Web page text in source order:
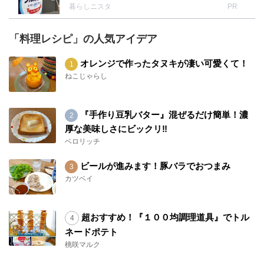
暮らしニスタ PR
「料理レシピ」の人気アイデア
オレンジで作ったタヌキが凄い可愛くて！
ねこじゃらし
『手作り豆乳バター』混ぜるだけ簡単！濃
厚な美味しさにビックリ‼︎
ベロリッチ
ビールが進みます！豚バラでおつまみ
カツベイ
超おすすめ！『１００均調理道具』でトル
ネードポテト
桃咲マルク